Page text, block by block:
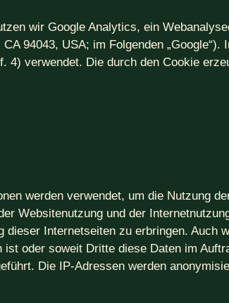
wir Google Analytics, ein
94043, USA; im Folgenden „Google“).
4) verwendet. Die durch den Cookie
werden verwendet, um die Nutzung
Websitenutzung und der
Internetseiten zu erbringen. Auch
oder soweit Dritte diese Daten im
Die IP-Adressen werden